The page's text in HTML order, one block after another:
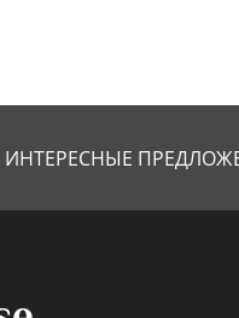
ИНТЕРЕСНЫЕ